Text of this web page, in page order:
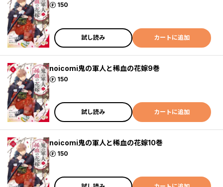
150
ポイント
試し読み カートに追加
noicomi鬼の軍人と稀血の花嫁9巻
150
ポイント
試し読み カートに追加
noicomi鬼の軍人と稀血の花嫁10巻
150
ポイント